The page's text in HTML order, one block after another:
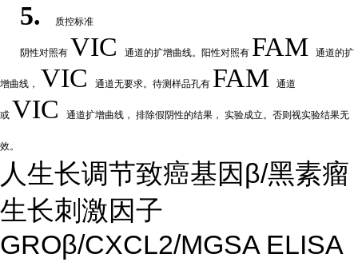
5. 质控标准
阴性对照有 VIC通道的扩增曲线。阳性对照有 FAM通道的扩
增曲线， VIC通道无要求。待测样品孔有 FAM通道
或 VIC 通道扩增曲线， 排除假阴性的结果， 实验成立。否则视实验结果无
效。
人生长调节致癌基因β/黑素瘤
生长刺激因子
GROβ/CXCL2/MGSA ELISA